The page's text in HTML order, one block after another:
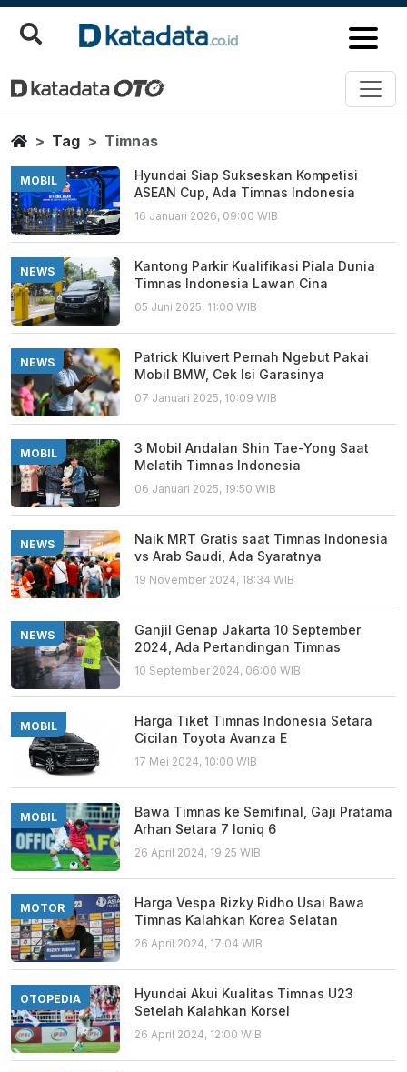
Timnas
Berita Terbaru
HomeTag Timnas
MOBIL
Hyundai Siap Sukseskan Kompetisi
ASEAN Cup, Ada Timnas Indonesia
16 Januari 2026, 09:00 WIB
NEWS
Kantong Parkir Kualifikasi Piala Dunia
Timnas Indonesia Lawan Cina
05 Juni 2025, 11:00 WIB
NEWS
Patrick Kluivert Pernah Ngebut Pakai
Mobil BMW, Cek Isi Garasinya
07 Januari 2025, 10:09 WIB
MOBIL
3 Mobil Andalan Shin Tae-Yong Saat
Melatih Timnas Indonesia
06 Januari 2025, 19:50 WIB
NEWS
Naik MRT Gratis saat Timnas Indonesia
vs Arab Saudi, Ada Syaratnya
19 November 2024, 18:34 WIB
NEWS
Ganjil Genap Jakarta 10 September
2024, Ada Pertandingan Timnas
10 September 2024, 06:00 WIB
MOBIL
Harga Tiket Timnas Indonesia Setara
Cicilan Toyota Avanza E
17 Mei 2024, 10:00 WIB
MOBIL
Bawa Timnas ke Semifinal, Gaji Pratama
Arhan Setara 7 Ioniq 6
26 April 2024, 19:25 WIB
MOTOR
Harga Vespa Rizky Ridho Usai Bawa
Timnas Kalahkan Korea Selatan
26 April 2024, 17:04 WIB
OTOPEDIA
Hyundai Akui Kualitas Timnas U23
Setelah Kalahkan Korsel
26 April 2024, 12:00 WIB